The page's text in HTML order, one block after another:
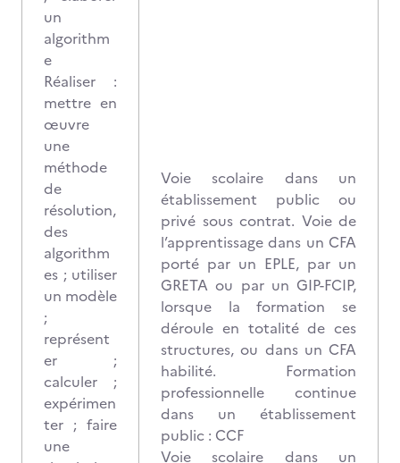
un
algorithm
e
Réaliser :
mettre en
œuvre
une
méthode
de
résolution,
des
algorithm
es ; utiliser
un modèle
;
représent
er ;
calculer ;
expérimen
ter ; faire
une
Voie scolaire dans un
établissement public ou
privé sous contrat. Voie de
l’apprentissage dans un CFA
porté par un EPLE, par un
GRETA ou par un GIP-FCIP,
lorsque la formation se
déroule en totalité de ces
structures, ou dans un CFA
habilité. Formation
professionnelle continue
dans un établissement
public : CCF
Voie scolaire dans un